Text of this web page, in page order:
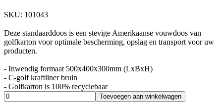
SKU: 101043
Deze standaarddoos is een stevige Amerikaanse vouwdoos van
golfkarton voor optimale bescherming, opslag en transport voor uw
producten.
- Inwendig formaat 500x400x300mm (LxBxH)
- C-golf kraftliner bruin
- Golfkarton is 100% recyclebaar
Toevoegen aan winkelwagen